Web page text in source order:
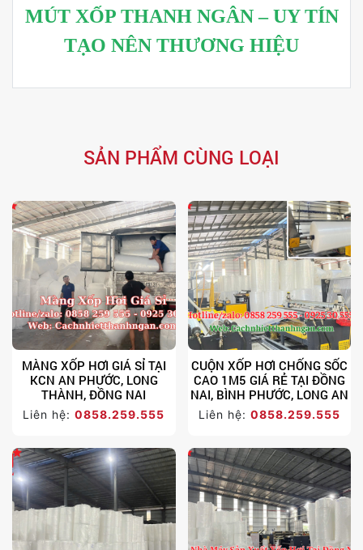
MÚT XỐP THANH NGÂN – UY TÍN
TẠO NÊN THƯƠNG HIỆU
SẢN PHẨM CÙNG LOẠI
MÀNG XỐP HƠI GIÁ SỈ TẠI
KCN AN PHƯỚC, LONG
THÀNH, ĐỒNG NAI
Liên hệ:0858.259.555
CUỘN XỐP HƠI CHỐNG SỐC
CAO 1M5 GIÁ RẺ TẠI ĐỒNG
NAI, BÌNH PHƯỚC, LONG AN
Liên hệ: 0858.259.555